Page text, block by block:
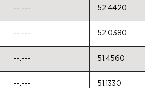
--.--- 52.4420
--.--- 52.0380
--.--- 51.4560
--.--- 51.1330